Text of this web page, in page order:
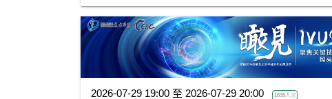
2026-07-29 19:00 至 2026-07-29 20:00 1635人次